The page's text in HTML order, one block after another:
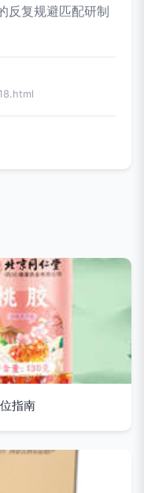
反复规避匹配研制
指南